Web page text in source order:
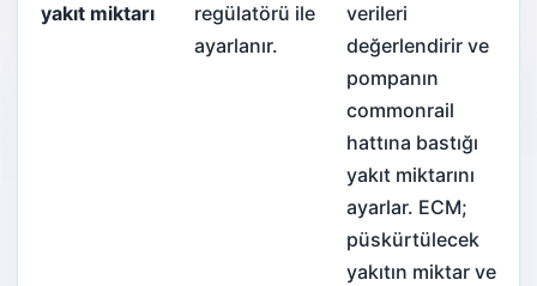
yakıt miktarı
regülatörü ile
ayarlanır.
verileri
değerlendirir ve
pompanın
commonrail
hattına bastığı
yakıt miktarını
ayarlar. ECM;
püskürtülecek
yakıtın miktar ve